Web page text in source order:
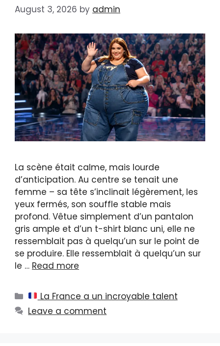
August 3, 2026 by admin
La scène était calme, mais lourde
d’anticipation. Au centre se tenait une
femme – sa tête s’inclinait légèrement, les
yeux fermés, son souffle stable mais
profond. Vêtue simplement d’un pantalon
gris ample et d’un t-shirt blanc uni, elle ne
ressemblait pas à quelqu’un sur le point de
se produire. Elle ressemblait à quelqu’un sur
le … Read more
Categories
La France a un incroyable talent
Leave a comment